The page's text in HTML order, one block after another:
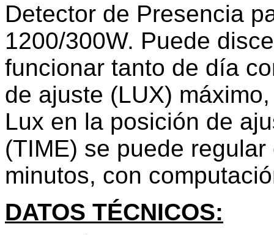
Detector de Presencia
1200/300W. Puede
funcionar tanto de día
de ajuste (LUX)
Lux en la posición de
(TIME) se puede
minutos, con
DATOS TÉCNICOS: